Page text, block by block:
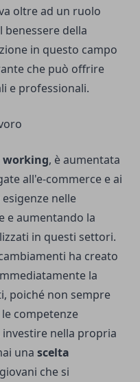
oltre ad un ruolo
della
in questo campo
che può offrire
e professionali.
, è aumentata
all'e-commerce e ai
nelle
e aumentando la
in questi settori.
ha creato
la
poiché non sempre
competenze
nella propria
una scelta
che si